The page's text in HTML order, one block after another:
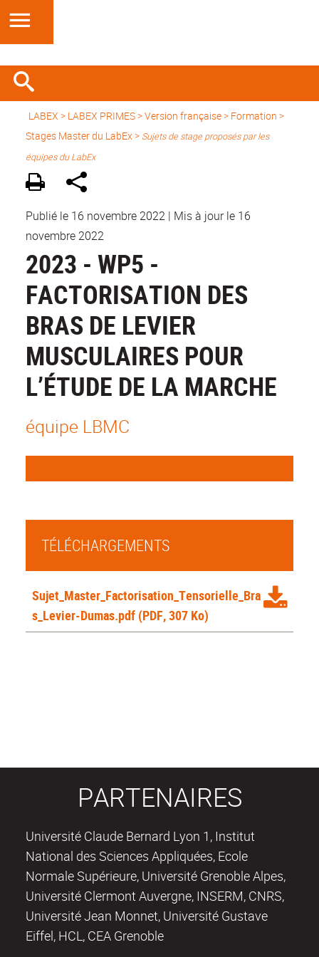
LABEX > LABEX PRIMES>Version française> Formation >
Stages Master du LabEx> Sujets de stage proposés par les
équipes du LabEx
Publié le 16 novembre 2022 | Mis à jour le 16
novembre 2022
2023 - WP5 -
FACTORISATION DES
BRAS DE LEVIER
MUSCULAIRES POUR
L’ÉTUDE DE LA MARCHE
équipe LBMC
TÉLÉCHARGEMENTS
Sujet_Master_Factorisation_Tensorielle_Bra
s_Levier-Dumas.pdf (PDF, 307 Ko)
PARTENAIRES
Université Claude Bernard Lyon 1, Institut
National des Sciences Appliquées, Ecole
Normale Supérieure, Université Grenoble Alpes,
Université Clermont Auvergne, INSERM, CNRS,
Université Jean Monnet, Université Gustave
Eiffel, HCL, CEA Grenoble